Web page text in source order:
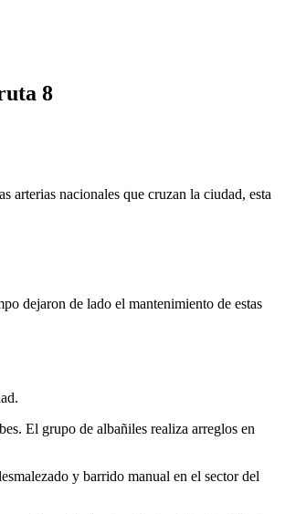
8
arterias nacionales que cruzan la ciudad, esta
dejaron de lado el mantenimiento de estas
El grupo de albañiles realiza arreglos en
y barrido manual en el sector del